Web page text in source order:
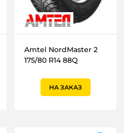
Amtel NordMaster 2
175/80 R14 88Q
НА ЗАКАЗ